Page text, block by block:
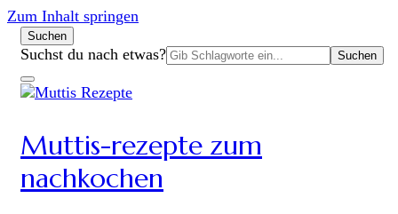
Zum Inhalt springen
Suchen
Suchen
nach:
Suchst du nach etwas?
Muttis-rezepte zum
nachkochen